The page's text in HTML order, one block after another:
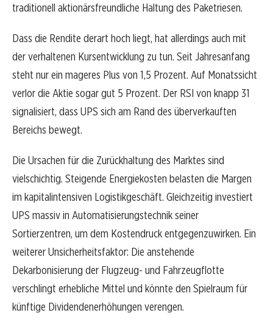
traditionell aktionärsfreundliche Haltung des Paketriesen.
Dass die Rendite derart hoch liegt, hat allerdings auch mit
der verhaltenen Kursentwicklung zu tun. Seit Jahresanfang
steht nur ein mageres Plus von 1,5 Prozent. Auf Monatssicht
verlor die Aktie sogar gut 5 Prozent. Der RSI von knapp 31
signalisiert, dass UPS sich am Rand des überverkauften
Bereichs bewegt.
Die Ursachen für die Zurückhaltung des Marktes sind
vielschichtig. Steigende Energiekosten belasten die Margen
im kapitalintensiven Logistikgeschäft. Gleichzeitig investiert
UPS massiv in Automatisierungstechnik seiner
Sortierzentren, um dem Kostendruck entgegenzuwirken. Ein
weiterer Unsicherheitsfaktor: Die anstehende
Dekarbonisierung der Flugzeug- und Fahrzeugflotte
verschlingt erhebliche Mittel und könnte den Spielraum für
künftige Dividendenerhöhungen verengen.